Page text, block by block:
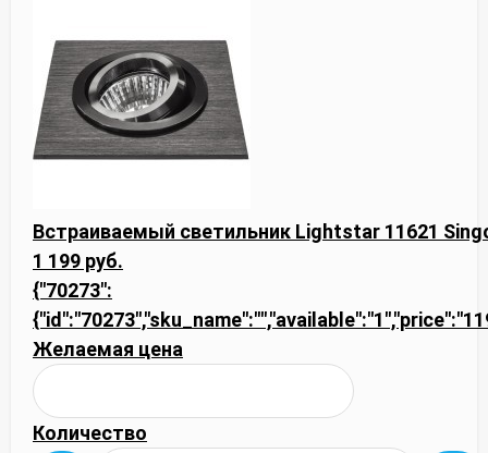
Встраиваемый светильник Lightstar 11621
1 199 руб.
{"70273":
Желаемая цена
Количество